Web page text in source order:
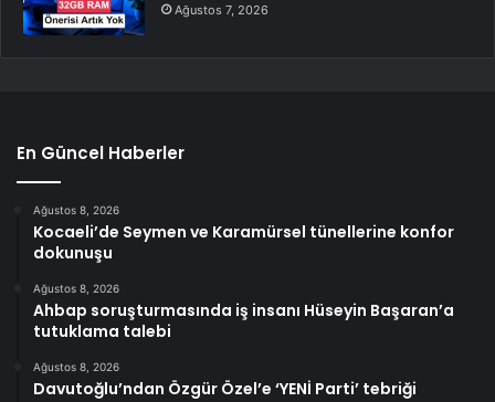
Ağustos 7, 2026
En Güncel Haberler
Ağustos 8, 2026
Kocaeli’de Seymen ve Karamürsel tünellerine konfor
dokunuşu
Ağustos 8, 2026
Ahbap soruşturmasında iş insanı Hüseyin Başaran’a
tutuklama talebi
Ağustos 8, 2026
Davutoğlu’ndan Özgür Özel’e ‘YENİ Parti’ tebriği